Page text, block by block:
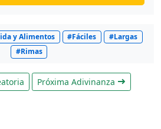
y Alimentos #Fáciles
#Largas
#Rimas
Próxima Adivinanza